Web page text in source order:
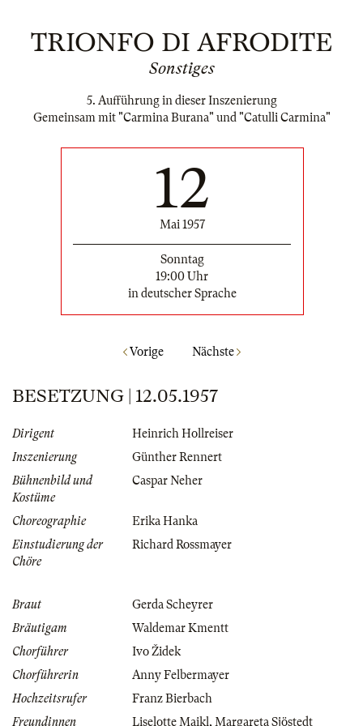
TRIONFO DI AFRODITE
Sonstiges
5. Aufführung in dieser Inszenierung
Gemeinsam mit "Carmina Burana" und "Catulli Carmina"
12
Mai 1957
Sonntag
19:00 Uhr
in deutscher Sprache
Vorige Nächste
BESETZUNG | 12.05.1957
Dirigent
Heinrich Hollreiser
Inszenierung
Günther Rennert
Bühnenbild und
Kostüme
Caspar Neher
Choreographie
Erika Hanka
Einstudierung der
Chöre
Richard Rossmayer
Braut
Gerda Scheyrer
Bräutigam
Waldemar Kmentt
Chorführer
Ivo Židek
Chorführerin
Anny Felbermayer
Hochzeitsrufer
Franz Bierbach
Freundinnen
Liselotte Maikl , Margareta Sjöstedt